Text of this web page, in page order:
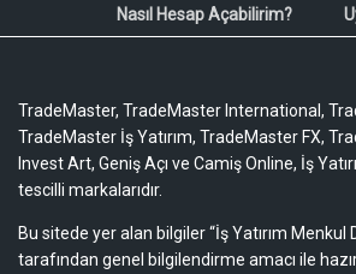
Nasıl Hesap Açabilirim?
TradeMaster, TradeMaster International,
TradeMaster İş Yatırım, TradeMaster FX,
Invest Art, Geniş Açı ve Camiş Online, İş
tescilli markalarıdır.
Bu sitede yer alan bilgiler “İş Yatırım Menkul
tarafından genel bilgilendirme amacı ile